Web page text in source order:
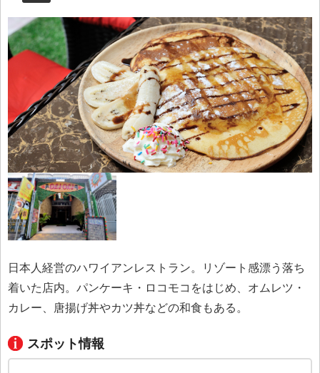
日本人経営のハワイアンレストラン。リゾート感漂う落ち
着いた店内。パンケーキ・ロコモコをはじめ、オムレツ・
カレー、唐揚げ丼やカツ丼などの和食もある。
スポット情報